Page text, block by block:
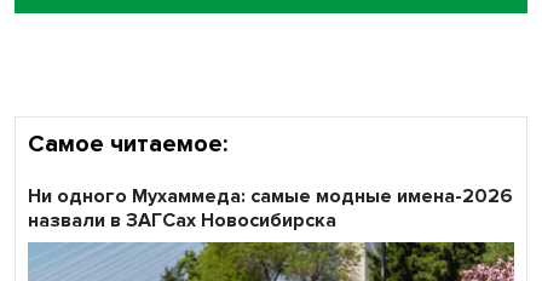
Кибертанки пошли в бой: «Ростелеком» объявляет
Самое читаемое:
Ни одного Мухаммеда: самые модные имена-2026
назвали в ЗАГСах Новосибирска